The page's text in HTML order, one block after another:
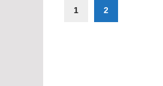
1 2